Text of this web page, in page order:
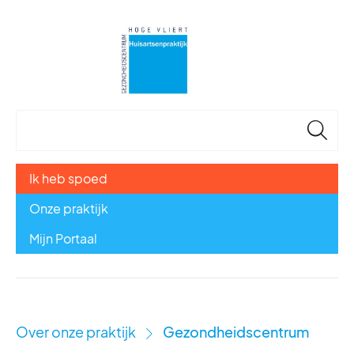
🔎
Onze praktijk
Mijn Portaal
Ik heb spoed
Over onze praktijk › Gezondheidscentrum